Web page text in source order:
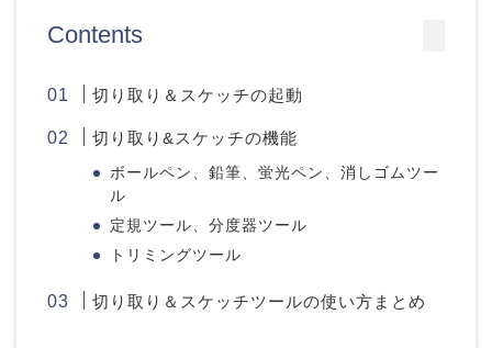
Contents
切り取り＆スケッチの起動
切り取り&スケッチの機能
ボールペン、鉛筆、蛍光ペン、消しゴムツー
ル
定規ツール、分度器ツール
トリミングツール
切り取り＆スケッチツールの使い方まとめ